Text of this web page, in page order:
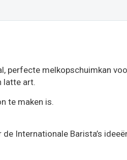
perfecte melkopschuimkan
latte art.
te maken is.
Internationale Barista’s